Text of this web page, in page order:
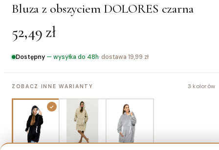
Bluza z obszyciem DOLORES czarna
52,49 zł
Dostępny — wysyłka do 48h· dostawa 19,99 zł
ZOBACZ INNE WARIANTY 3 kolorów